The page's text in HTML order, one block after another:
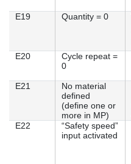
E19
Quantity = 0
E20
Cycle repeat =
0
E21
No material
defined
(define one or
more in MP)
E22
“Safety speed”
input activated